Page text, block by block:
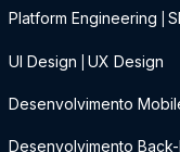
Platform Engineering
UI Design UX Design
Desenvolvimento
Desenvolvimento Back-